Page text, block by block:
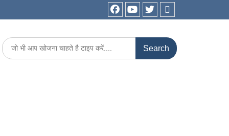
facebookyoutubeTwitterWhatsApp
Search
for: